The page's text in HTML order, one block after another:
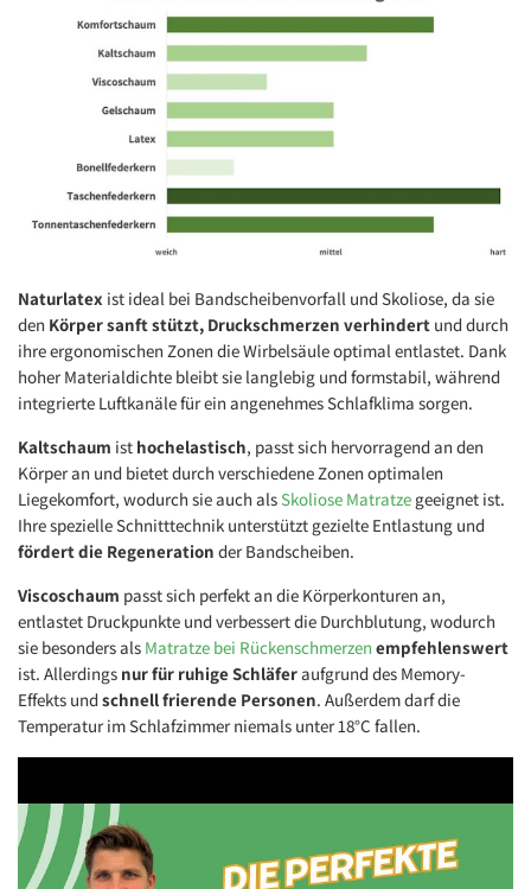
Naturlatex ist ideal bei Bandscheibenvorfall und Skoliose, da sie
den Körper sanft stützt, Druckschmerzen verhindert und durch
ihre ergonomischen Zonen die Wirbelsäule optimal entlastet. Dank
hoher Materialdichte bleibt sie langlebig und formstabil, während
integrierte Luftkanäle für ein angenehmes Schlafklima sorgen.
Kaltschaum ist hochelastisch, passt sich hervorragend an den
Körper an und bietet durch verschiedene Zonen optimalen
Liegekomfort, wodurch sie auch alsSkoliose Matratze geeignet ist.
Ihre spezielle Schnitttechnik unterstützt gezielte Entlastung und
fördert die Regeneration der Bandscheiben.
Viscoschaum passt sich perfekt an die Körperkonturen an,
entlastet Druckpunkte und verbessert die Durchblutung, wodurch
sie besonders als Matratze bei Rückenschmerzen empfehlenswert
ist. Allerdings nur für ruhige Schläferaufgrund des Memory-
Effekts undschnell frierende Personen. Außerdem darf die
Temperatur im Schlafzimmer niemals unter 18°C fallen.